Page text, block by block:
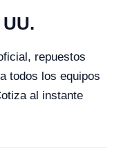
repuestos
todos los equipos
al instante